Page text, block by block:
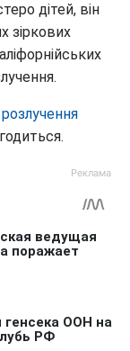
дітей, він
зіркових